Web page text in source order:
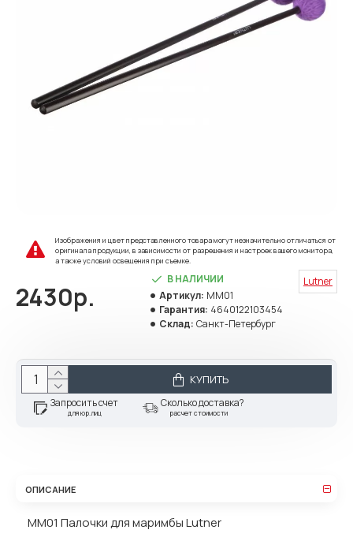
Изображения и цвет представленного товара могут незначительно отличаться от
оригинала продукции, в зависимости от разрешения и настроек вашего монитора,
а также условий освещения при съемке.
2430р.
В НАЛИЧИИ
Артикул: MM01
Гарантия: 4640122103454
Склад: Санкт-Петербург
Lutner
КУПИТЬ
Запросить счет
для юр.лиц
Сколько доставка?
расчет стоимости
ОПИСАНИЕ
MM01 Палочки для маримбы Lutner